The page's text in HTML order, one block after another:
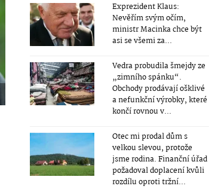
Exprezident Klaus:
Nevěřím svým očím,
ministr Macinka chce být
asi se všemi za...
Vedra probudila šmejdy ze
„zimního spánku“.
Obchody prodávají ošklivé
a nefunkční výrobky, které
končí rovnou v...
Otec mi prodal dům s
velkou slevou, protože
jsme rodina. Finanční úřad
požadoval doplacení kvůli
rozdílu oproti tržní...